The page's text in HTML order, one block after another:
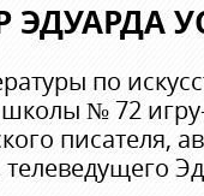
по
школы № 72
писателя,